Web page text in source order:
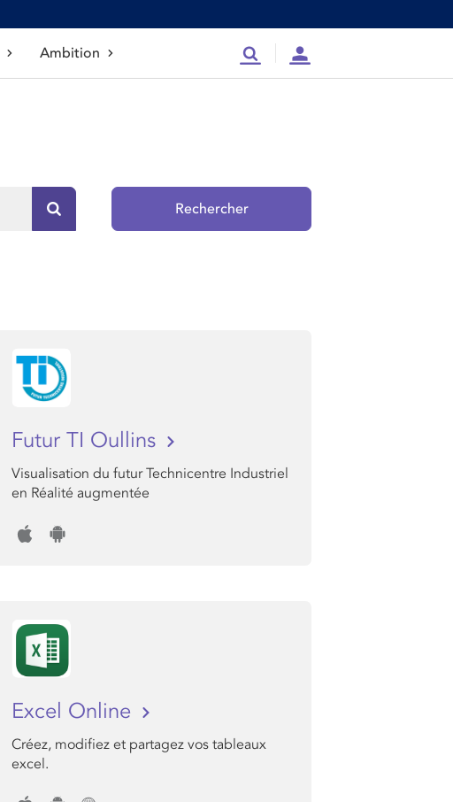
Ambition RechercheCompte
Rechercher sur le site
Rechercher
Futur TI Oullins
Visualisation du futur Technicentre Industriel
en Réalité augmentée
Excel Online
Créez, modifiez et partagez vos tableaux
excel.